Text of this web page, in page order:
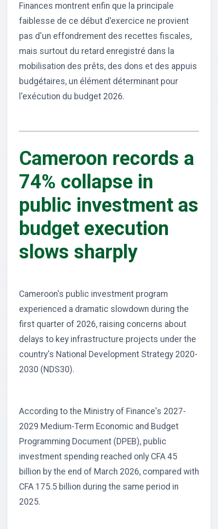
Finances montrent enfin que la principale
faiblesse de ce début d'exercice ne provient
pas d'un effondrement des recettes fiscales,
mais surtout du retard enregistré dans la
mobilisation des prêts, des dons et des appuis
budgétaires, un élément déterminant pour
l'exécution du budget 2026.
Cameroon records a
74% collapse in
public investment as
budget execution
slows sharply
Cameroon's public investment program
experienced a dramatic slowdown during the
first quarter of 2026, raising concerns about
delays to key infrastructure projects under the
country's National Development Strategy 2020-
2030 (NDS30).
According to the Ministry of Finance's 2027-
2029 Medium-Term Economic and Budget
Programming Document (DPEB), public
investment spending reached only CFA 45
billion by the end of March 2026, compared with
CFA 175.5 billion during the same period in
2025.